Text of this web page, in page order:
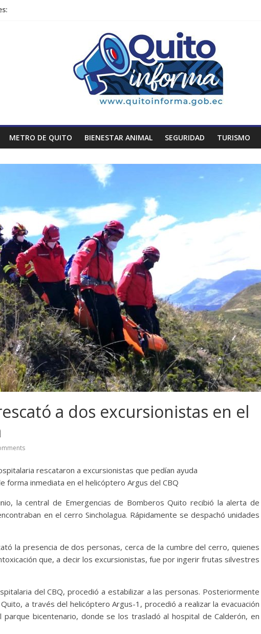
METRO DE QUITO BIENESTAR ANIMAL SEGURIDAD TURISMO
a dos excursionistas en el
rescataron a excursionistas que pedían ayuda
forma inmediata en el helicóptero Argus del CBQ
la central de Emergencias de Bomberos Quito recibió la alerta de
en el cerro Sincholagua. Rápidamente se despachó unidades
la presencia de dos personas, cerca de la cumbre del cerro, quienes
que, a decir los excursionistas, fue por ingerir frutas silvestres
del CBQ, procedió a estabilizar a las personas. Posteriormente
a través del helicóptero Argus-1, procedió a realizar la evacuación
bicentenario, donde se los trasladó al hospital de Calderón, en